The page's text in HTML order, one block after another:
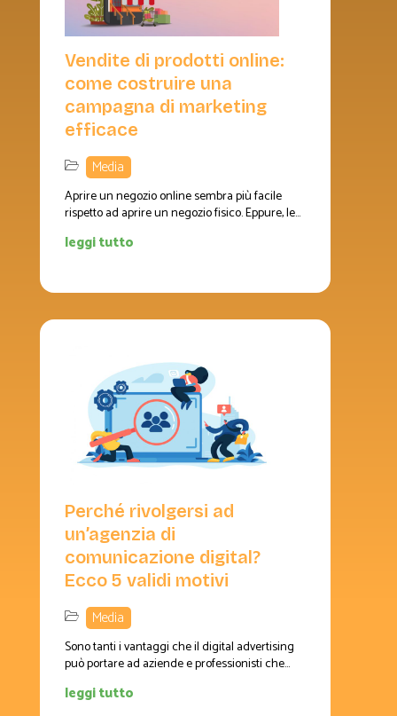
Vendite di prodotti online:
come costruire una
campagna di marketing
efficace
Media
Aprire un negozio online sembra più facile
rispetto ad aprire un negozio fisico. Eppure, le...
leggi tutto
Perché rivolgersi ad
un’agenzia di
comunicazione digital?
Ecco 5 validi motivi
Media
Sono tanti i vantaggi che il digital advertising
può portare ad aziende e professionisti che...
leggi tutto